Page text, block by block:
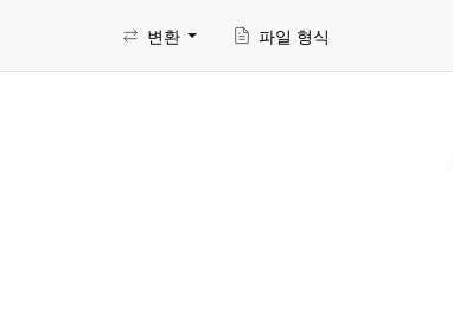
변환 파일 형식